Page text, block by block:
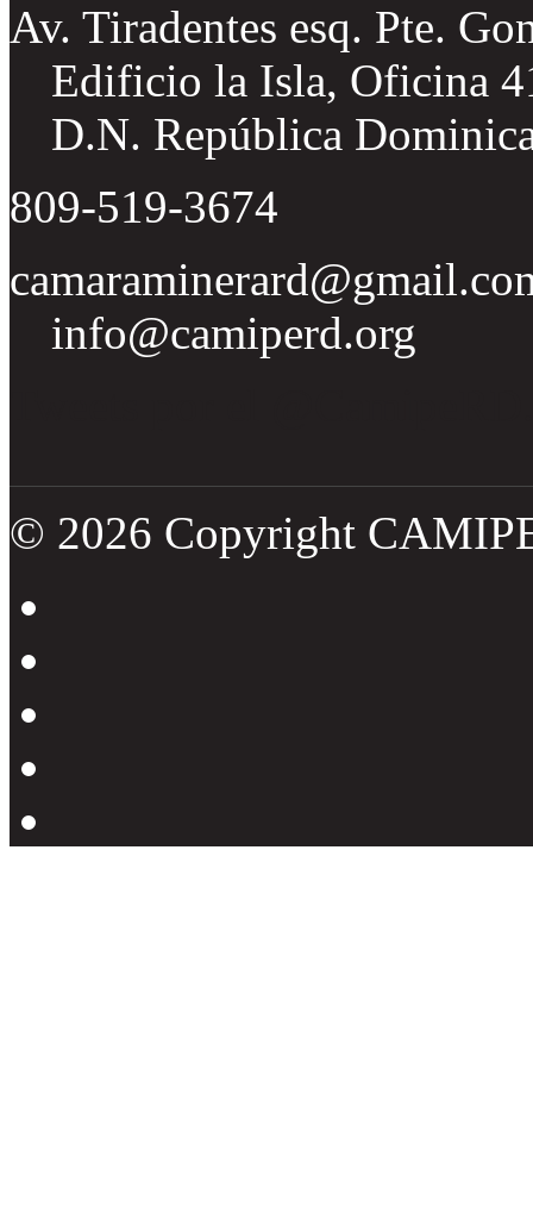
Av. Tiradentes esq. Pte.
Edificio la Isla, Oficina
D.N. República
809-519-3674
info@camiperd.org
© 2026 Copyright